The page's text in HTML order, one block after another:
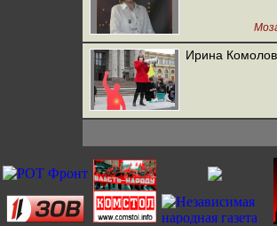
Ирина